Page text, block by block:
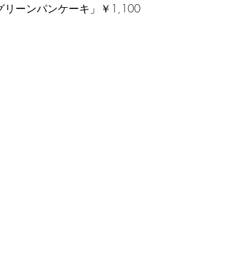
リーンパンケーキ」￥1,100